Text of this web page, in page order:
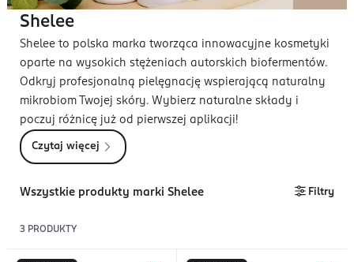
Shelee
Shelee to polska marka tworząca innowacyjne kosmetyki
oparte na wysokich stężeniach autorskich biofermentów.
Odkryj profesjonalną pielęgnację wspierającą naturalny
mikrobiom Twojej skóry. Wybierz naturalne składy i
poczuj różnicę już od pierwszej aplikacji!
Czytaj więcej
Wszystkie produkty marki Shelee Filtry
3 PRODUKTY